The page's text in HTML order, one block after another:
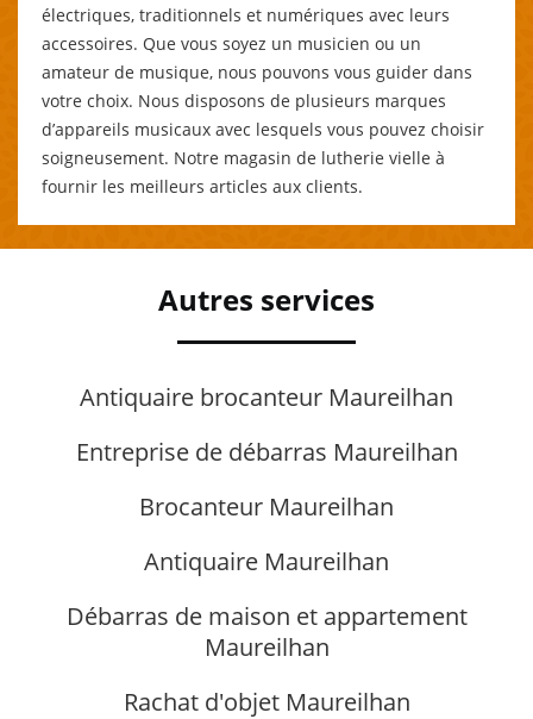
électriques, traditionnels et numériques avec leurs
accessoires. Que vous soyez un musicien ou un
amateur de musique, nous pouvons vous guider dans
votre choix. Nous disposons de plusieurs marques
d’appareils musicaux avec lesquels vous pouvez choisir
soigneusement. Notre magasin de lutherie vielle à
fournir les meilleurs articles aux clients.
Autres services
Antiquaire brocanteur Maureilhan
Entreprise de débarras Maureilhan
Brocanteur Maureilhan
Antiquaire Maureilhan
Débarras de maison et appartement
Maureilhan
Rachat d'objet Maureilhan